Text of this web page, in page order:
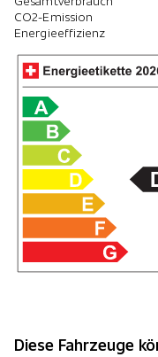
CO2-Emission
Energieeffizienz
Diese Fahrzeuge